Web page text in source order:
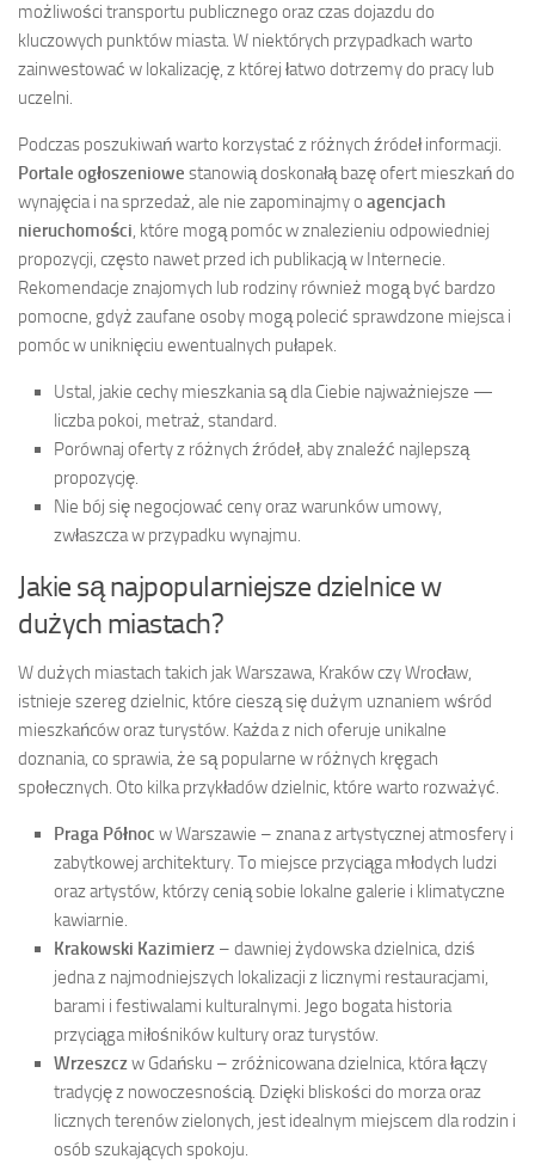
możliwości transportu publicznego oraz czas dojazdu do
kluczowych punktów miasta. W niektórych przypadkach warto
zainwestować w lokalizację, z której łatwo dotrzemy do pracy lub
uczelni.
Podczas poszukiwań warto korzystać z różnych źródeł informacji.
Portale ogłoszeniowe stanowią doskonałą bazę ofert mieszkań do
wynajęcia i na sprzedaż, ale nie zapominajmy o agencjach
nieruchomości, które mogą pomóc w znalezieniu odpowiedniej
propozycji, często nawet przed ich publikacją w Internecie.
Rekomendacje znajomych lub rodziny również mogą być bardzo
pomocne, gdyż zaufane osoby mogą polecić sprawdzone miejsca i
pomóc w uniknięciu ewentualnych pułapek.
Ustal, jakie cechy mieszkania są dla Ciebie najważniejsze —
liczba pokoi, metraż, standard.
Porównaj oferty z różnych źródeł, aby znaleźć najlepszą
propozycję.
Nie bój się negocjować ceny oraz warunków umowy,
zwłaszcza w przypadku wynajmu.
Jakie są najpopularniejsze dzielnice w
dużych miastach?
W dużych miastach takich jak Warszawa, Kraków czy Wrocław,
istnieje szereg dzielnic, które cieszą się dużym uznaniem wśród
mieszkańców oraz turystów. Każda z nich oferuje unikalne
doznania, co sprawia, że są popularne w różnych kręgach
społecznych. Oto kilka przykładów dzielnic, które warto rozważyć.
Praga Północ w Warszawie – znana z artystycznej atmosfery i
zabytkowej architektury. To miejsce przyciąga młodych ludzi
oraz artystów, którzy cenią sobie lokalne galerie i klimatyczne
kawiarnie.
Krakowski Kazimierz – dawniej żydowska dzielnica, dziś
jedna z najmodniejszych lokalizacji z licznymi restauracjami,
barami i festiwalami kulturalnymi. Jego bogata historia
przyciąga miłośników kultury oraz turystów.
Wrzeszczw Gdańsku – zróżnicowana dzielnica, która łączy
tradycję z nowoczesnością. Dzięki bliskości do morza oraz
licznych terenów zielonych, jest idealnym miejscem dla rodzin i
osób szukających spokoju.